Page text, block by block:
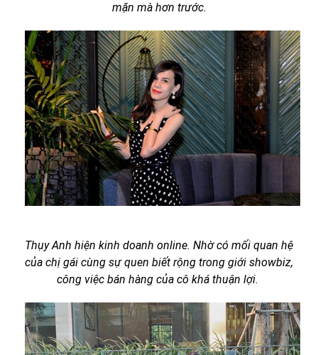
mặn mà hơn trước.
Thụy Anh hiện kinh doanh online. Nhờ có mối quan hệ
của chị gái cùng sự quen biết rộng trong giới showbiz,
công việc bán hàng của cô khá thuận lợi.